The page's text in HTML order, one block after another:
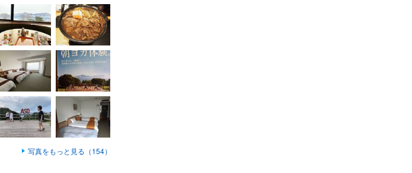
写真をもっと見る（154）